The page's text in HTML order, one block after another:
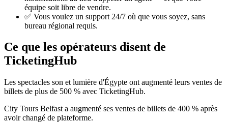
équipe soit libre de vendre.
✅ Vous voulez un support 24/7 où que vous soyez, sans
bureau régional requis.
Ce que les opérateurs disent de
TicketingHub
Les spectacles son et lumière d'Égypte ont augmenté leurs ventes de
billets de plus de 500 % avec TicketingHub.
City Tours Belfast a augmenté ses ventes de billets de 400 % après
avoir changé de plateforme.